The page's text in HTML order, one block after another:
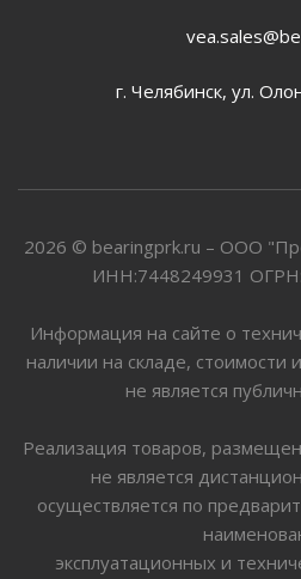
г. Челябинск, ул.
2026 © bearingprk.ru – ООО
ИНН:7448249931
Информация на сайте о
наличии на складе, стоимости
не является
Реализация товаров,
не является
осуществляется по
эксплуатационных и